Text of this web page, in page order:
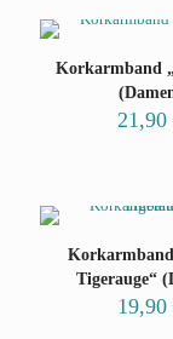
Korkarmband
21,90
Tigerauge“
19,90